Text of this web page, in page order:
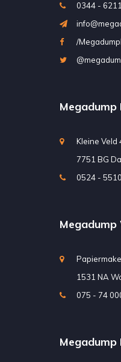
0344 -
/
Megadump
Kleine Veld
7751 BG
0524 -
1531 NA
075 - 74
Megadump